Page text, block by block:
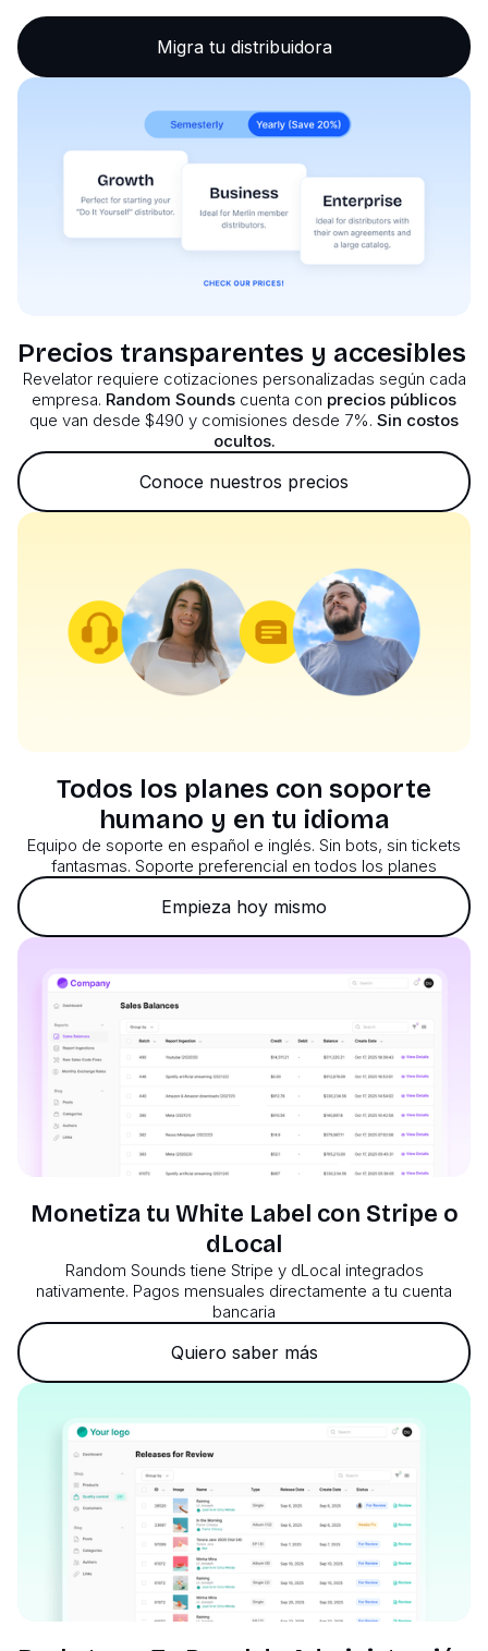
Migra tu distribuidora
Precios transparentes y accesibles
Revelator requiere cotizaciones personalizadas según cada
empresa. Random Sounds cuenta con precios públicos
que van desde $490 y comisiones desde 7%. Sin costos
ocultos.
Conoce nuestros precios
Todos los planes con soporte
humano y en tu idioma
Equipo de soporte en español e inglés. Sin bots, sin tickets
fantasmas. Soporte preferencial en todos los planes
Empieza hoy mismo
Monetiza tu White Label con Stripe o
dLocal
Random Sounds tiene Stripe y dLocal integrados
nativamente. Pagos mensuales directamente a tu cuenta
bancaria
Quiero saber más